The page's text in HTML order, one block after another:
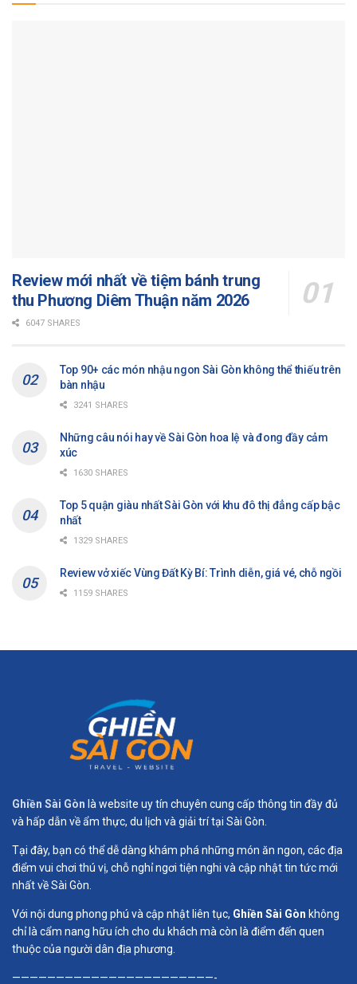
Review mới nhất về tiệm bánh trung
thu Phương Diêm Thuận năm 2026
6047 SHARES
Top 90+ các món nhậu ngon Sài Gòn không thể thiếu trên
bàn nhậu
3241 SHARES
Những câu nói hay về Sài Gòn hoa lệ và đong đầy cảm
xúc
1630 SHARES
Top 5 quận giàu nhất Sài Gòn với khu đô thị đẳng cấp bậc
nhất
1329 SHARES
Review vở xiếc Vùng Đất Kỳ Bí: Trình diễn, giá vé, chỗ ngồi
1159 SHARES
Ghiền Sài Gòn là website uy tín chuyên cung cấp thông tin đầy đủ
và hấp dẫn về ẩm thực, du lịch và giải trí tại Sài Gòn.
Tại đây, bạn có thể dễ dàng khám phá những món ăn ngon, các địa
điểm vui chơi thú vị, chỗ nghỉ ngơi tiện nghi và cập nhật tin tức mới
nhất về Sài Gòn.
Với nội dung phong phú và cập nhật liên tục, Ghiền Sài Gòn không
chỉ là cẩm nang hữu ích cho du khách mà còn là điểm đến quen
thuộc của người dân địa phương.
———————————————————————-